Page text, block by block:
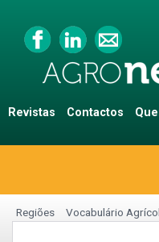
Revistas Contactos
Regiões Vocabulário